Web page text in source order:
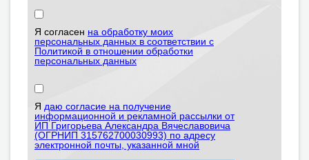
Я согласен на обработку моих
персональных данных в соответствии с
Политикой в отношении обработки
персональных данных
Я даю согласие на получение
информационной и рекламной рассылки от
ИП Григорьева Александра Вячеславовича
(ОГРНИП 315762700030993) по адресу
электронной почты, указанной мной